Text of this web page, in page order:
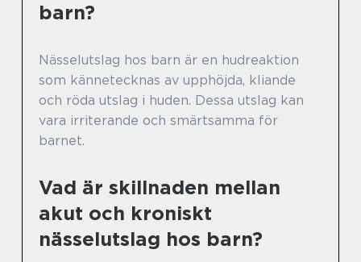
barn?
Nässelutslag hos barn är en hudreaktion
som kännetecknas av upphöjda, kliande
och röda utslag i huden. Dessa utslag kan
vara irriterande och smärtsamma för
barnet.
Vad är skillnaden mellan
akut och kroniskt
nässelutslag hos barn?